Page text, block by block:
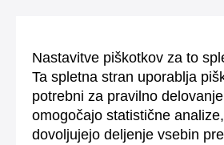
Nastavitve piškotkov za to
Ta spletna stran uporablja
potrebni za pravilno
omogočajo statistične
dovoljujejo deljenje vsebin